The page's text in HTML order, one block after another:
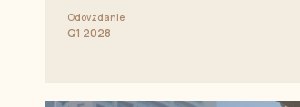
Odovzdanie
Q1 2028